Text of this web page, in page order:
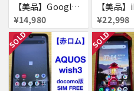
【美品】Google Pixel 6a 128GB 赤ロム
¥14,980
¥22,998
SOLD SOLD